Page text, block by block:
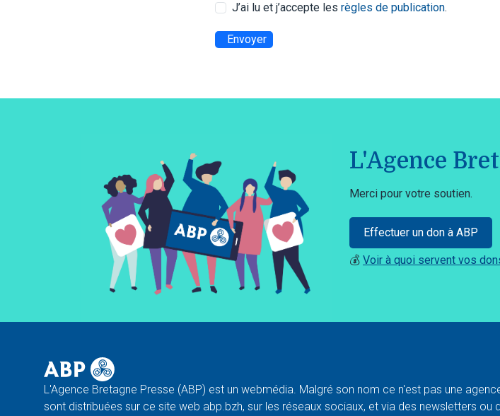
J’ai lu et j’accepte les règles de publication.
Envoyer
L'Agence
Merci pour votre soutien.
Effectuer un don à ABP
💰 Voir à quoi servent vos
L'Agence Bretagne Presse (ABP) est un webmédia. Malgré son nom ce n'est pas une
sont distribuées sur ce site web abp.bzh, sur les réseaux sociaux, et via des newsletters